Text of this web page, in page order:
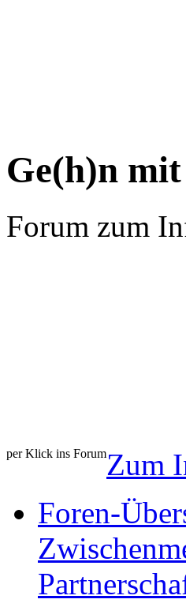
Ge(h)n
Forum zum
per Klick ins ForumZum
Foren-